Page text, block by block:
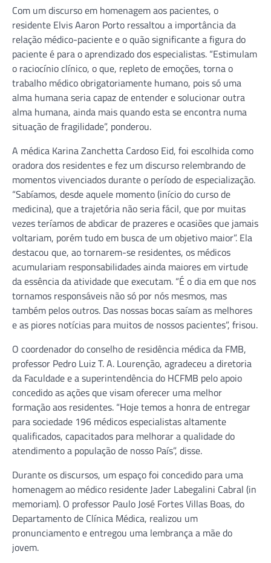
Com um discurso em homenagem aos pacientes, o
residente Elvis Aaron Porto ressaltou a importância da
relação médico-paciente e o quão significante a figura do
paciente é para o aprendizado dos especialistas. “Estimulam
o raciocínio clínico, o que, repleto de emoções, torna o
trabalho médico obrigatoriamente humano, pois só uma
alma humana seria capaz de entender e solucionar outra
alma humana, ainda mais quando esta se encontra numa
situação de fragilidade”, ponderou.
A médica Karina Zanchetta Cardoso Eid, foi escolhida como
oradora dos residentes e fez um discurso relembrando de
momentos vivenciados durante o período de especialização.
“Sabíamos, desde aquele momento (início do curso de
medicina), que a trajetória não seria fácil, que por muitas
vezes teríamos de abdicar de prazeres e ocasiões que jamais
voltariam, porém tudo em busca de um objetivo maior”. Ela
destacou que, ao tornarem-se residentes, os médicos
acumulariam responsabilidades ainda maiores em virtude
da essência da atividade que executam. “É o dia em que nos
tornamos responsáveis não só por nós mesmos, mas
também pelos outros. Das nossas bocas saíam as melhores
e as piores notícias para muitos de nossos pacientes”, frisou.
O coordenador do conselho de residência médica da FMB,
professor Pedro Luiz T. A. Lourenção, agradeceu a diretoria
da Faculdade e a superintendência do HCFMB pelo apoio
concedido as ações que visam oferecer uma melhor
formação aos residentes. “Hoje temos a honra de entregar
para sociedade 196 médicos especialistas altamente
qualificados, capacitados para melhorar a qualidade do
atendimento a população de nosso País”, disse.
Durante os discursos, um espaço foi concedido para uma
homenagem ao médico residente Jader Labegalini Cabral (in
memoriam). O professor Paulo José Fortes Villas Boas, do
Departamento de Clínica Médica, realizou um
pronunciamento e entregou uma lembrança a mãe do
jovem.